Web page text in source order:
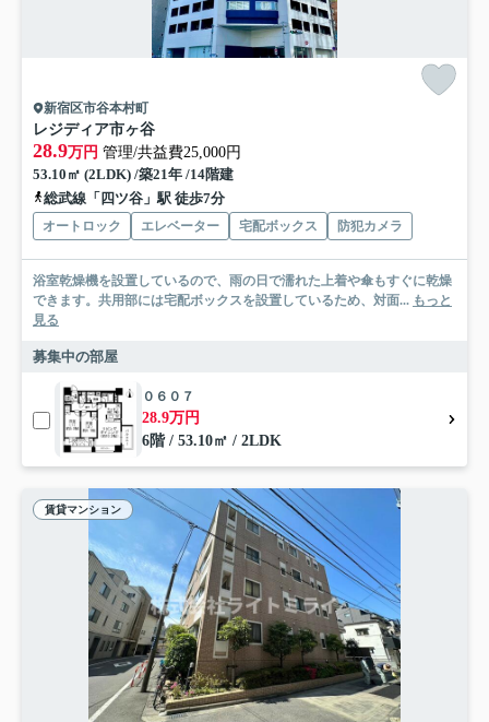
新宿区市谷本村町
レジディア市ヶ谷
28.9万円 管理/共益費25,000円
53.10㎡ (2LDK) /築21年 /14階建
総武線「四ツ谷」駅 徒歩7分
オートロック エレベーター 宅配ボックス 防犯カメラ
浴室乾燥機を設置しているので、雨の日で濡れた上着や傘もすぐに乾燥
できます。共用部には宅配ボックスを設置しているため、対面... もっと
見る
募集中の部屋
０６０７
28.9万円
6階 / 53.10㎡ / 2LDK
賃貸マンション